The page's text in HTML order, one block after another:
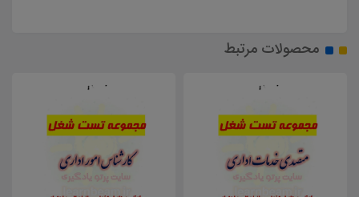
محصولات مرتبط